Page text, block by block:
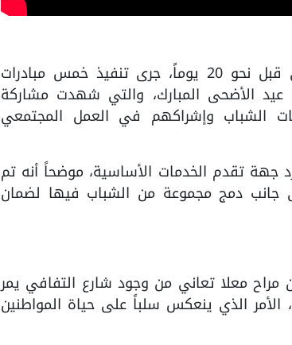
كشف أبو شقرة أنه منذ انضمامه إلى المجلس القروي قبل نحو 20 يوماً، جرى تنفيذ خمس مبادرات
عيد الأضحى المبارك، والتي شهدت مشاركة
الشباب وإشراكهم في العمل المجتمعي
تقدم الخدمات الأساسية، موضحاً أنه تم
جانب دمج مجموعة من الشباب فيها لضمان
مراح معلا تعاني من وجود شارع التفافي يمر
الذي ينعكس سلباً على حياة المواطنين